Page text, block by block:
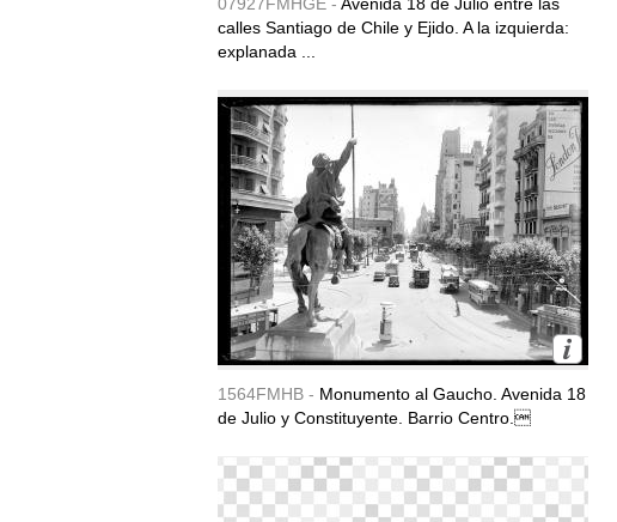
calles Santiago de Chile y Ejido. A la izquierda:
explanada ...
1564FMHB - Monumento al Gaucho. Avenida 18
de Julio y Constituyente. Barrio Centro.